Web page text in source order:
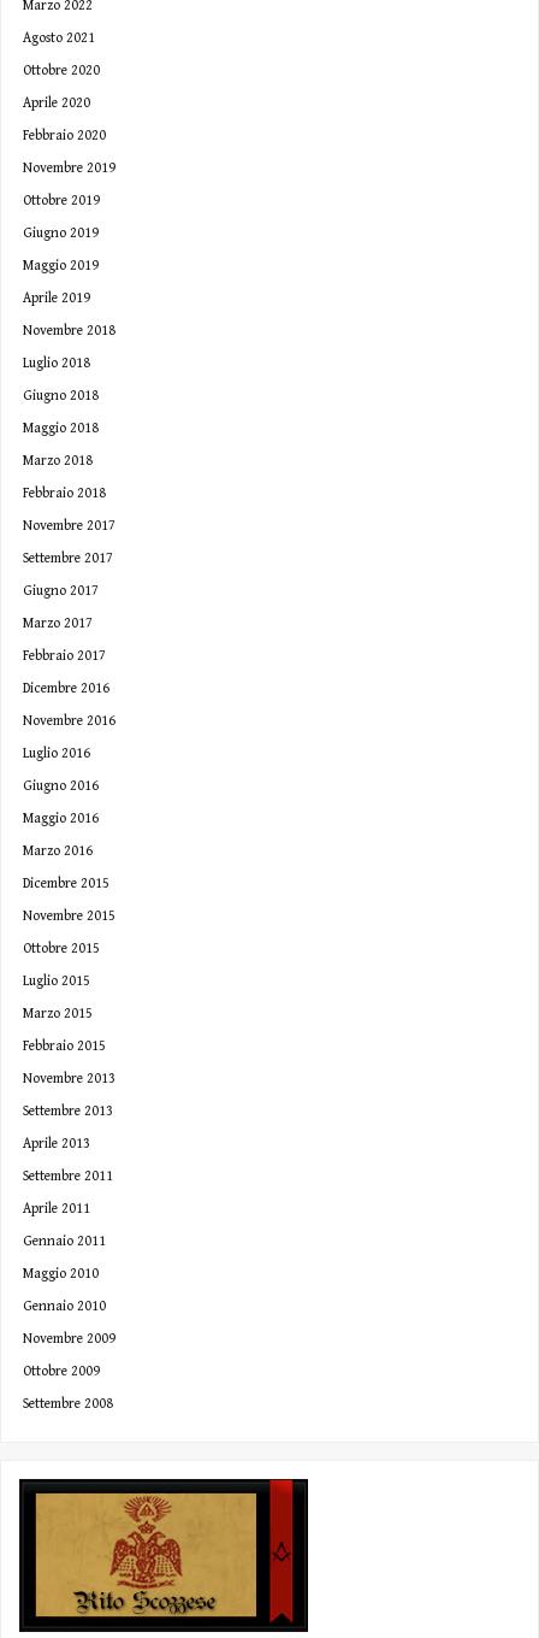
Marzo 2022
Agosto 2021
Ottobre 2020
Aprile 2020
Febbraio 2020
Novembre 2019
Ottobre 2019
Giugno 2019
Maggio 2019
Aprile 2019
Novembre 2018
Luglio 2018
Giugno 2018
Maggio 2018
Marzo 2018
Febbraio 2018
Novembre 2017
Settembre 2017
Giugno 2017
Marzo 2017
Febbraio 2017
Dicembre 2016
Novembre 2016
Luglio 2016
Giugno 2016
Maggio 2016
Marzo 2016
Dicembre 2015
Novembre 2015
Ottobre 2015
Luglio 2015
Marzo 2015
Febbraio 2015
Novembre 2013
Settembre 2013
Aprile 2013
Settembre 2011
Aprile 2011
Gennaio 2011
Maggio 2010
Gennaio 2010
Novembre 2009
Ottobre 2009
Settembre 2008